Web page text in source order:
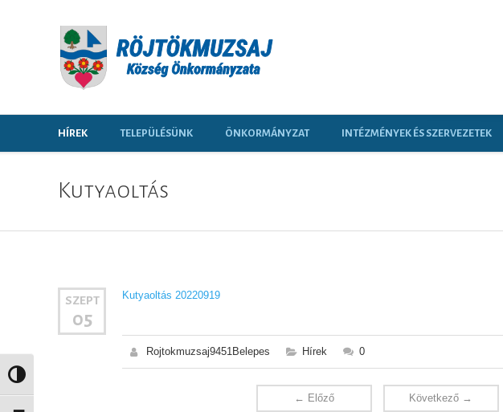
Nagy kontraszt váltása
HÍREK TELEPÜLÉSÜNK ÖNKORMÁNYZAT INTÉZMÉNYEK ÉS SZERVEZETEK
Kutyaoltás
SZEPT
05
Kutyaoltás 20220919
Rojtokmuzsaj9451Belepes Hírek 0
← Előző Következő →